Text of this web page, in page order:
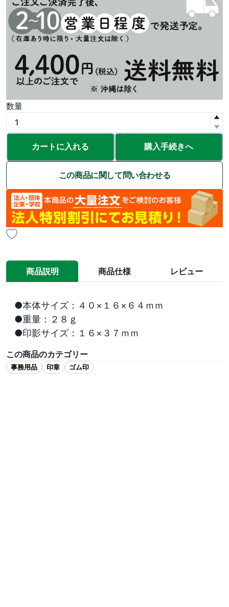
数量
カートに入れる 購入手続きへ
この商品に関して問い合わせる
商品説明 商品仕様 レビュー
●本体サイズ：４０×１６×６４ｍｍ
●重量：２８ｇ
●印影サイズ：１６×３７ｍｍ
この商品のカテゴリー
事務用品 印章 ゴム印